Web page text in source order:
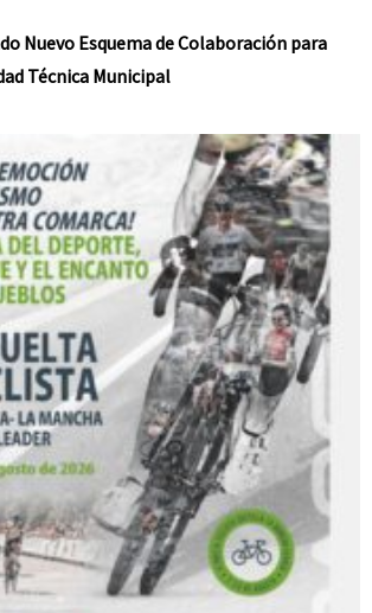
Nuevo Esquema de Colaboración para
Técnica Municipal